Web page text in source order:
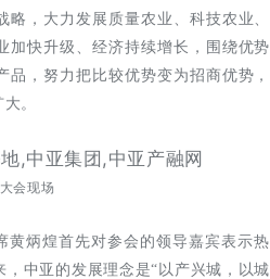
，大力发展质量农业、科技农业、
加快升级、经济持续增长，围绕优势
，努力把比较优势变为招商优势，
。
大会现场
黄炳煌首先对参会的领导嘉宾表示热
，中亚的发展理念是“以产兴城，以城